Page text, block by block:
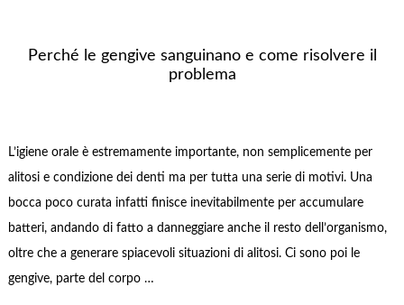
Perché le gengive sanguinano e come risolvere il
problema
L’igiene orale è estremamente importante, non semplicemente per
alitosi e condizione dei denti ma per tutta una serie di motivi. Una
bocca poco curata infatti finisce inevitabilmente per accumulare
batteri, andando di fatto a danneggiare anche il resto dell’organismo,
oltre che a generare spiacevoli situazioni di alitosi. Ci sono poi le
gengive, parte del corpo …